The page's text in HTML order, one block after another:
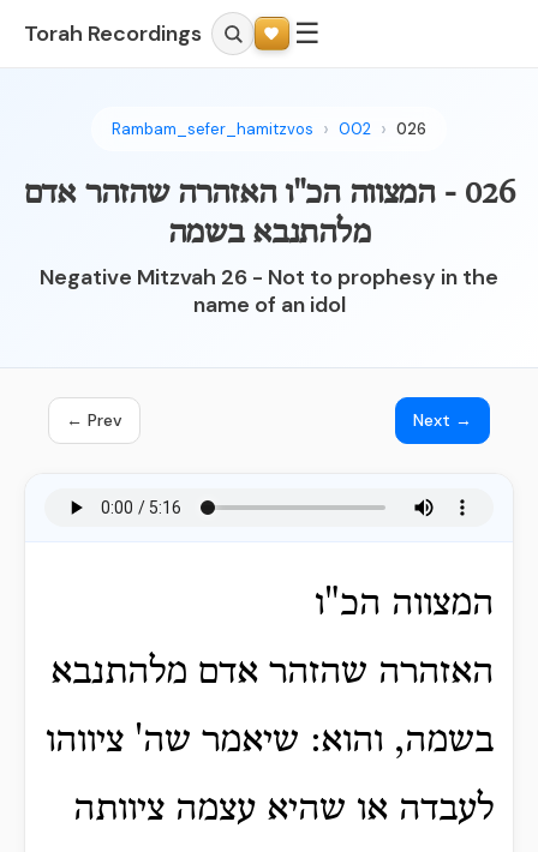
Torah Recordings ☰
Rambam_sefer_hamitzvos 002 026
026 - המצווה הכ"ו האזהרה שהזהר אדם
מלהתנבא בשמה
Negative Mitzvah 26 - Not to prophesy in the
name of an idol
← Prev Next →
המצווה הכ"ו
האזהרה שהזהר אדם מלהתנבא
בשמה, והוא: שיאמר שה' ציווהו
לעבדה או שהיא עצמה ציוותה